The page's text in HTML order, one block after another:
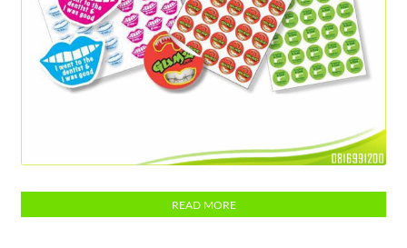
Digital Printing Stiker
READ MORE